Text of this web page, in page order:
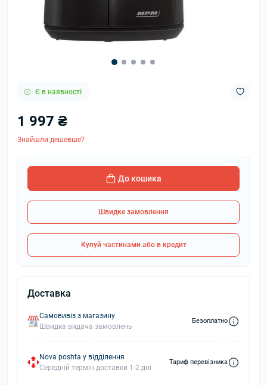
Є в наявності
1 997 ₴
Знайшли дешевше?
До кошика
Швидке замовлення
Купуй частинами або в кредит
Доставка
Самовивіз з магазину
Швидка видача замовлень
Безоплатно
Nova poshta у відділення
Середній термін доставки 1-2 дні
Тариф перевізника